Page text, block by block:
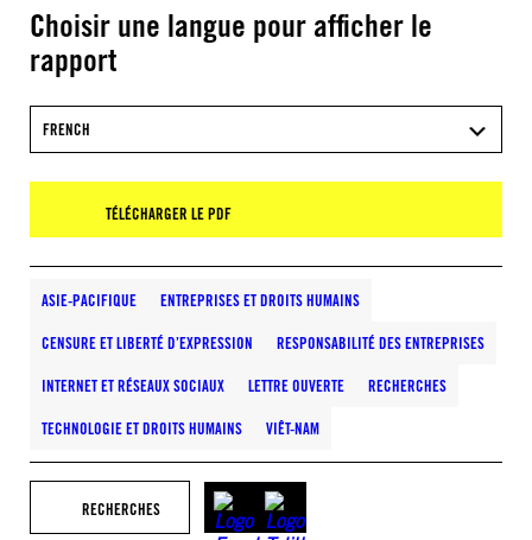
Choisir une langue pour afficher le
rapport
FRENCH
TÉLÉCHARGER LE PDF
ASIE-PACIFIQUE ENTREPRISES ET DROITS HUMAINS
CENSURE ET LIBERTÉ D’EXPRESSION RESPONSABILITÉ DES ENTREPRISES
INTERNET ET RÉSEAUX SOCIAUX LETTRE OUVERTE RECHERCHES
TECHNOLOGIE ET DROITS HUMAINS VIÊT-NAM
RECHERCHES